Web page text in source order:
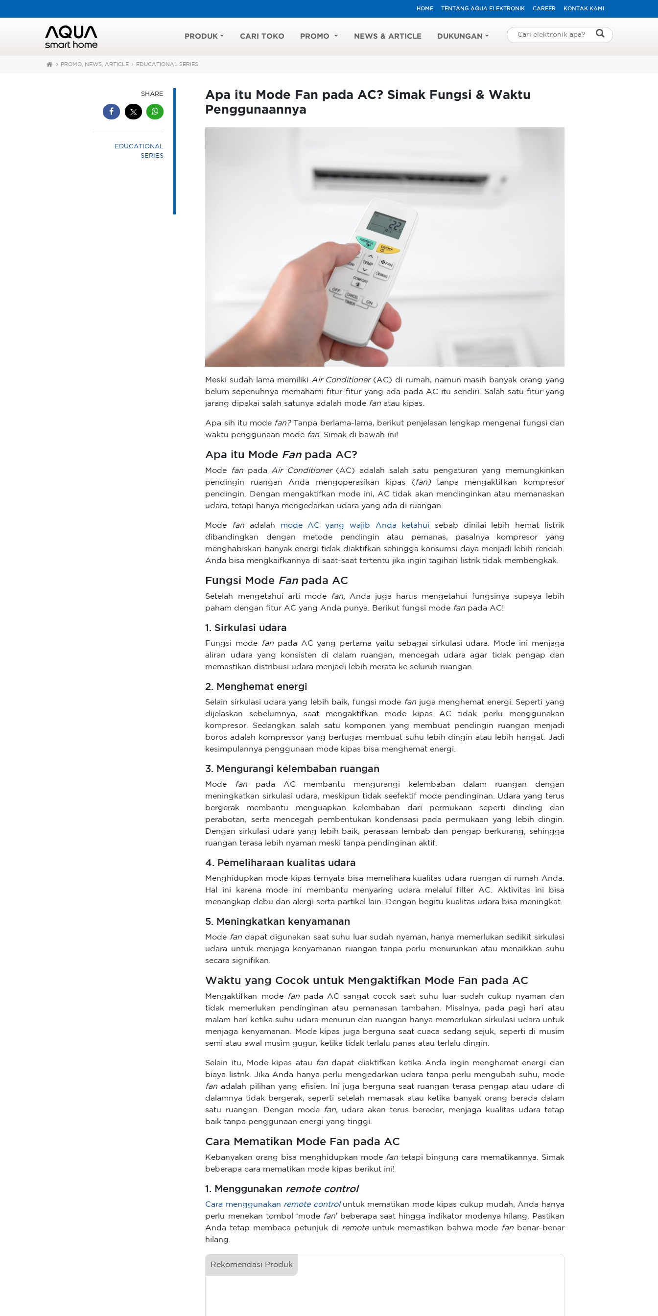
HOME TENTANG AQUA ELEKTRONIK CAREER KONTAK KAMI
PRODUK CARI TOKO PROMO NEWS & ARTICLE DUKUNGAN
PROMO, NEWS, ARTICLE EDUCATIONAL SERIES
SHARE
EDUCATIONAL
SERIES
Apa itu Mode Fan pada AC? Simak Fungsi & Waktu
Penggunaannya
Meski sudah lama memiliki Air Conditioner (AC) di rumah, namun masih banyak orang yang
belum sepenuhnya memahami fitur-fitur yang ada pada AC itu sendiri. Salah satu fitur yang
jarang dipakai salah satunya adalah mode fan atau kipas.
Apa sih itu mode fan?
Tanpa berlama-lama, berikut penjelasan lengkap mengenai fungsi dan
waktu penggunaan mode fan . Simak di bawah ini!
Apa itu Mode Fanpada AC?
Mode fan pada Air Conditioner(AC) adalah salah satu pengaturan yang memungkinkan
pendingin ruangan Anda mengoperasikan kipas ( fan) tanpa mengaktifkan kompresor
pendingin. Dengan mengaktifkan mode ini, AC tidak akan mendinginkan atau memanaskan
udara, tetapi hanya mengedarkan udara yang ada di ruangan.
Mode fan adalah mode AC yang wajib Anda ketahui sebab dinilai lebih hemat listrik
dibandingkan dengan metode pendingin atau pemanas, pasalnya kompresor yang
menghabiskan banyak energi tidak diaktifkan sehingga konsumsi daya menjadi lebih rendah.
Anda bisa mengkaifkannya di saat-saat tertentu jika ingin tagihan listrik tidak membengkak.
Fungsi Mode Fanpada AC
Setelah mengetahui arti mode fan, Anda juga harus mengetahui fungsinya supaya lebih
paham dengan fitur AC yang Anda punya. Berikut fungsi mode fan pada AC!
1. Sirkulasi udara
Fungsi mode fan pada AC yang pertama yaitu sebagai sirkulasi udara. Mode ini menjaga
aliran udara yang konsisten di dalam ruangan, mencegah udara agar tidak pengap dan
memastikan distribusi udara menjadi lebih merata ke seluruh ruangan.
2. Menghemat energi
Selain sirkulasi udara yang lebih baik, fungsi mode fan juga menghemat energi. Seperti yang
dijelaskan sebelumnya, saat mengaktifkan mode kipas AC tidak perlu menggunakan
kompresor. Sedangkan salah satu komponen yang membuat pendingin ruangan menjadi
boros adalah kompressor yang bertugas membuat suhu lebih dingin atau lebih hangat. Jadi
kesimpulannya penggunaan mode kipas bisa menghemat energi.
3. Mengurangi kelembaban ruangan
Mode fan pada AC membantu mengurangi kelembaban dalam ruangan dengan
meningkatkan sirkulasi udara, meskipun tidak seefektif mode pendinginan. Udara yang terus
bergerak membantu menguapkan kelembaban dari permukaan seperti dinding dan
perabotan, serta mencegah pembentukan kondensasi pada permukaan yang lebih dingin.
Dengan sirkulasi udara yang lebih baik, perasaan lembab dan pengap berkurang, sehingga
ruangan terasa lebih nyaman meski tanpa pendinginan aktif.
4. Pemeliharaan kualitas udara
Menghidupkan mode kipas ternyata bisa memelihara kualitas udara ruangan di rumah Anda.
Hal ini karena mode ini membantu menyaring udara melalui filter AC. Aktivitas ini bisa
menangkap debu dan alergi serta partikel lain. Dengan begitu kualitas udara bisa meningkat.
5. Meningkatkan kenyamanan
Mode fan dapat digunakan saat suhu luar sudah nyaman, hanya memerlukan sedikit sirkulasi
udara untuk menjaga kenyamanan ruangan tanpa perlu menurunkan atau menaikkan suhu
secara signifikan.
Waktu yang Cocok untuk Mengaktifkan Mode Fan pada AC
Mengaktifkan mode fanpada AC sangat cocok saat suhu luar sudah cukup nyaman dan
tidak memerlukan pendinginan atau pemanasan tambahan. Misalnya, pada pagi hari atau
malam hari ketika suhu udara menurun dan ruangan hanya memerlukan sirkulasi udara untuk
menjaga kenyamanan. Mode kipas juga berguna saat cuaca sedang sejuk, seperti di musim
semi atau awal musim gugur, ketika tidak terlalu panas atau terlalu dingin.
Selain itu, Mode kipas atau fan dapat diaktifkan ketika Anda ingin menghemat energi dan
biaya listrik. Jika Anda hanya perlu mengedarkan udara tanpa perlu mengubah suhu, mode
fan adalah pilihan yang efisien. Ini juga berguna saat ruangan terasa pengap atau udara di
dalamnya tidak bergerak, seperti setelah memasak atau ketika banyak orang berada dalam
satu ruangan. Dengan mode
fan, udara akan terus beredar, menjaga kualitas udara tetap
baik tanpa penggunaan energi yang tinggi.
Cara Mematikan Mode Fan pada AC
Kebanyakan orang bisa menghidupkan mode fantetapi bingung cara mematikannya. Simak
beberapa cara mematikan mode kipas berikut ini!
1. Menggunakan remote control
Cara menggunakan remote controluntuk mematikan mode kipas cukup mudah, Anda hanya
perlu menekan tombol ‘mode fan’ beberapa saat hingga indikator modenya hilang. Pastikan
Anda tetap membaca petunjuk di remote untuk memastikan bahwa mode fan benar-benar
hilang.
Rekomendasi Produk